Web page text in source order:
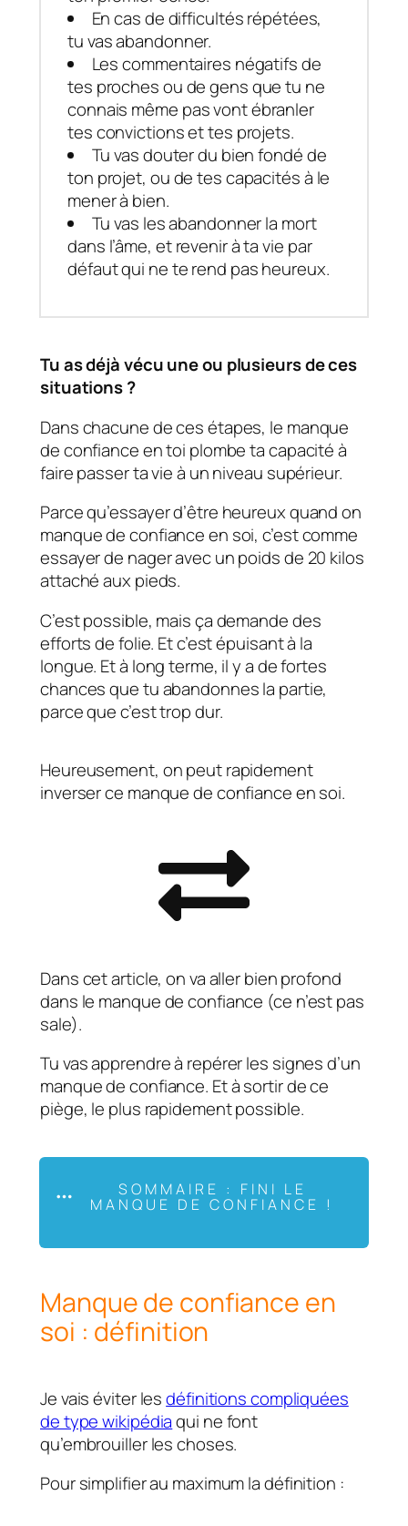
En cas de difficultés répétées,
tu vas abandonner.
Les commentaires négatifs de
tes proches ou de gens que tu ne
connais même pas vont ébranler
tes convictions et tes projets.
Tu vas douter du bien fondé de
ton projet, ou de tes capacités à le
mener à bien.
Tu vas les abandonner la mort
dans l’âme, et revenir à ta vie par
défaut qui ne te rend pas heureux.
Tu as déjà vécu une ou plusieurs de ces
situations ?
Dans chacune de ces étapes, le manque
de confiance en toi plombe ta capacité à
faire passer ta vie à un niveau supérieur.
Parce qu’essayer d’être heureux quand on
manque de confiance en soi, c’est comme
essayer de nager avec un poids de 20 kilos
attaché aux pieds.
C’est possible, mais ça demande des
efforts de folie. Et c’est épuisant à la
longue. Et à long terme, il y a de fortes
chances que tu abandonnes la partie,
parce que c’est trop dur.
Heureusement, on peut rapidement
inverser ce manque de confiance en soi.
Dans cet article, on va aller bien profond
dans le manque de confiance (ce n’est pas
sale).
Tu vas apprendre à repérer les signes d’un
manque de confiance. Et à sortir de ce
piège, le plus rapidement possible.
SOMMAIRE : FINI LE
MANQUE DE CONFIANCE !
Manque de confiance en
soi : définition
Je vais éviter lesdéfinitions compliquées
de type wikipédiaqui ne font
qu’embrouiller les choses.
Pour simplifier au maximum la définition :